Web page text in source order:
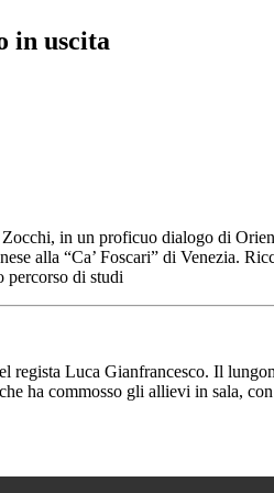
in uscita
in un proficuo dialogo di
alla “Ca’ Foscari” di Venezia.
percorso di studi
regista Luca Gianfrancesco. Il
ha commosso gli allievi in sala,